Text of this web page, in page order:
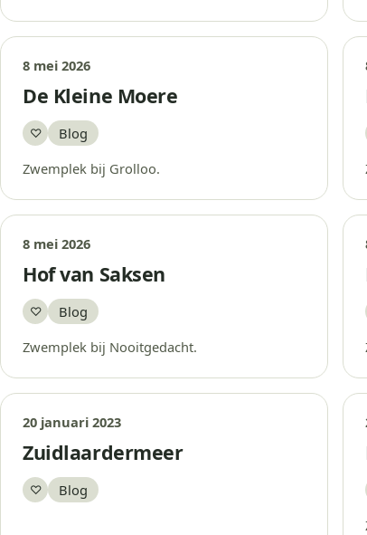
8 mei 2026
De Kleine Moere
♡
Bewaar
Blog
Zwemplek bij Grolloo.
8 mei 2026
Hof van Saksen
♡
Bewaar
Blog
Zwemplek bij Nooitgedacht.
20 januari 2023
Zuidlaardermeer
♡
Bewaar
Blog